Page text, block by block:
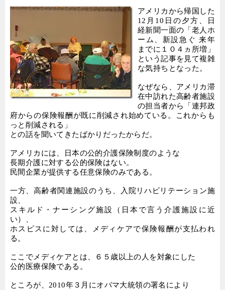
アメリカから帰国した
12 月 10 日の夕方、日
経新聞一面の 「老人ホ
ーム、新設急ぐ 来年
までに１０４ヵ所増」
という記事を見て複雑
な気持ちとなった。
なぜなら、アメリカ滞
在中訪れた高齢者施設
の担当者から
「連邦政
府からの保険報酬が既に削減され始めている。
これからも
っと削減される」
との話を聞いてきたばかりだったからだ。
アメリカには、日本の公的介護保険制度のような
長期介護に対する公的保険はない。
民間企業が提供する任意保険のみである。
一方、高齢者関連施設のうち、入院リハビリテーション施
設、
スキルド・ナーシング施設（日本で言う介護施設に近
い）、
ホスピスに対しては、メディケアで保険報酬が支払われ
る。
ここでメディケアとは、６５歳以上の人を対象にした
公的医療保険である。
ところが、 2010年３月にオバマ大統領の署名により